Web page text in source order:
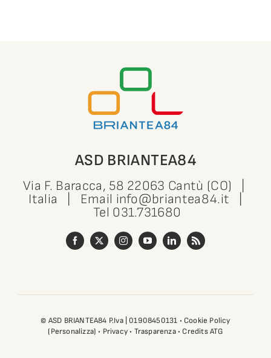
ASD BRIANTEA84
Via F. Baracca, 58 22063 Cantù (CO) |
Italia | Email info@briantea84.it
Tel 031.731680
© ASD BRIANTEA84 P.Iva | 01908450131 • Cookie Policy
(Personalizza) • Privacy• Trasparenza• Credits ATG